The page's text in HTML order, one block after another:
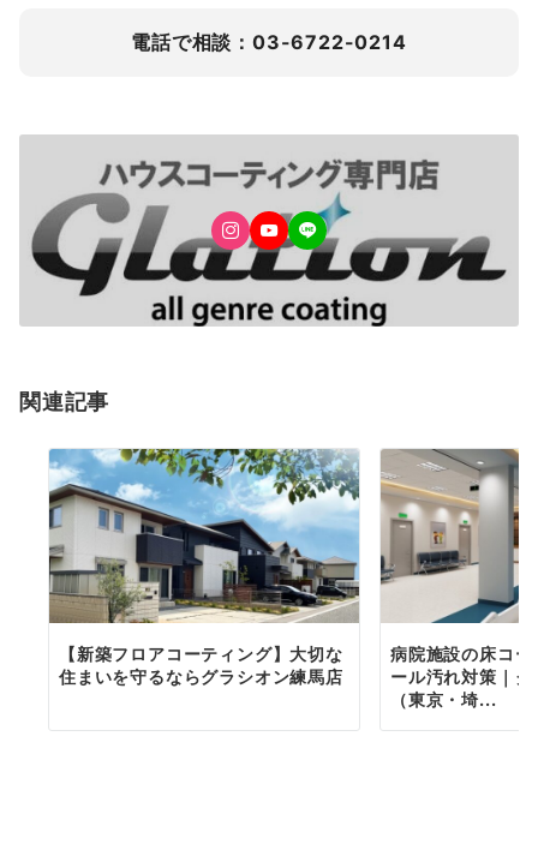
電話で相談：03-6722-0214
関連記事
【新築フロアコーティング】大切な
住まいを守るならグラシオン練馬店
病院施設の床コ
ール汚れ対策｜
（東京・埼...